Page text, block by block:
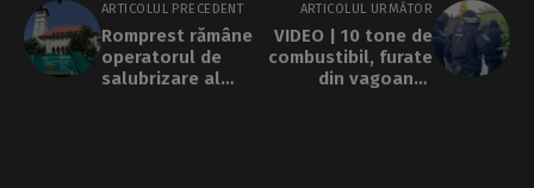
ARTICOLUL PRECEDENT
Romprest rămâne
operatorul de
salubrizare al
ARTICOLUL URMĂTOR
VIDEO | 10 tone de
combustibil, furate
din vagoane-